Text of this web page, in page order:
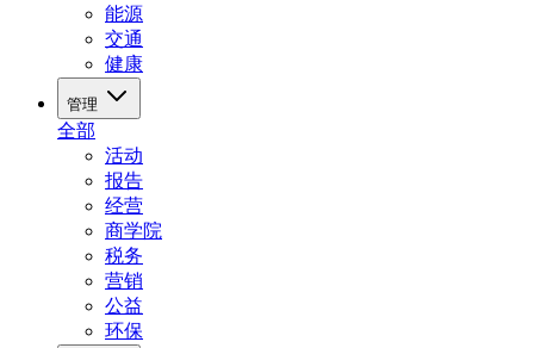
能源
交通
健康
管理
全部
活动
报告
经营
商学院
税务
营销
公益
环保